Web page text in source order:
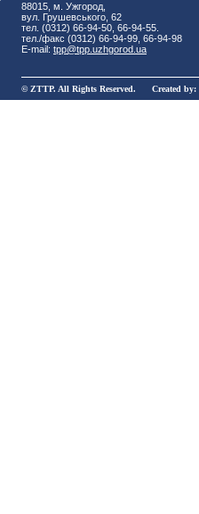
88015, м. Ужгород,
вул. Грушевського, 62
тел. (0312) 66-94-50, 66-94-55.
тел./факс (0312) 66-94-99, 66-94-98
E-mail: tpp@tpp.uzhgorod.ua
© ZTTP. All Rights Reserved. Created by: